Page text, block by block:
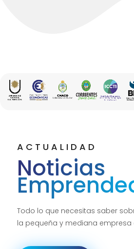
ACTUALIDAD
Noticias
Todo lo que necesitas saber
la pequeña y mediana empresa